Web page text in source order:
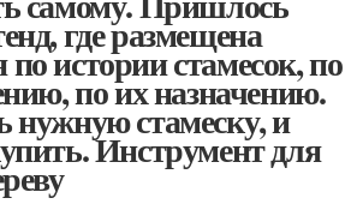
где размещена
истории стамесок, по
по их назначению.
нужную стамеску, и
Инструмент для